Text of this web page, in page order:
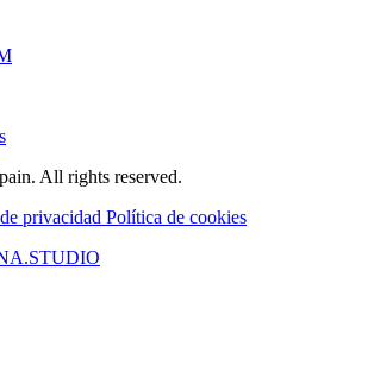
All rights reserved.
privacidad Política de cookies